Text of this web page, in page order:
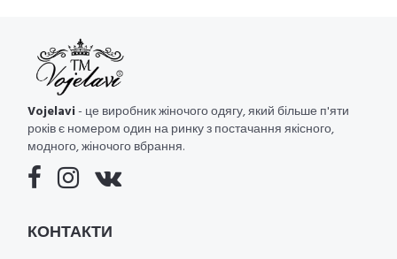
Vojelavi- це виробник жіночого одягу, який більше п'яти
років є номером один на ринку з постачання якісного,
модного, жіночого вбрання.
КОНТАКТИ